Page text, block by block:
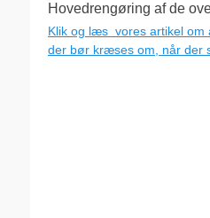
Hovedrengøring af de
Klik og læs vores artikel om
der bør kræses om, når der